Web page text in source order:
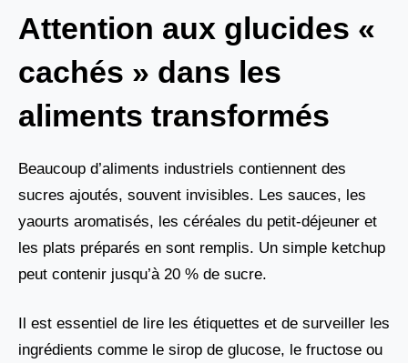
Attention aux glucides «
cachés » dans les
aliments transformés
Beaucoup d’aliments industriels contiennent des
sucres ajoutés, souvent invisibles. Les sauces, les
yaourts aromatisés, les céréales du petit-déjeuner et
les plats préparés en sont remplis. Un simple ketchup
peut contenir jusqu’à 20 % de sucre.
Il est essentiel de lire les étiquettes et de surveiller les
ingrédients comme le sirop de glucose, le fructose ou